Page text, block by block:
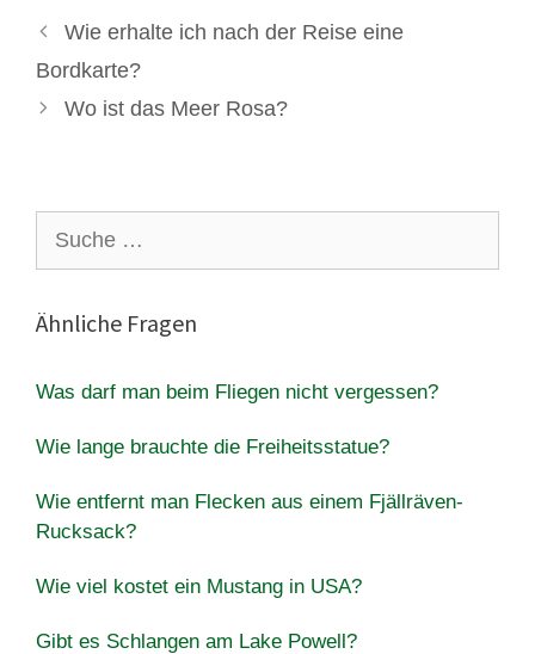
Wie erhalte ich nach der Reise eine
Bordkarte?
Wo ist das Meer Rosa?
nach:
Ähnliche Fragen
Was darf man beim Fliegen nicht vergessen?
Wie lange brauchte die Freiheitsstatue?
Wie entfernt man Flecken aus einem Fjällräven-
Rucksack?
Wie viel kostet ein Mustang in USA?
Gibt es Schlangen am Lake Powell?